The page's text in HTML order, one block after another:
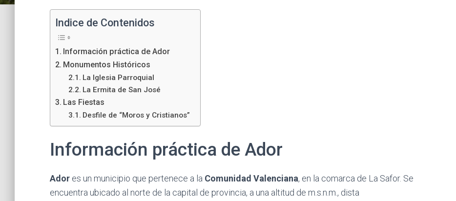
Indice de Contenidos
Información práctica de Ador
Monumentos Históricos
La Iglesia Parroquial
La Ermita de San José
Las Fiestas
Desfile de “Moros y Cristianos”
Información práctica de Ador
Ador es un municipio que pertenece a la Comunidad Valenciana, en la comarca de La Safor. Se
encuentra ubicado al norte de la capital de provincia, a una altitud de m.s.n.m., dista